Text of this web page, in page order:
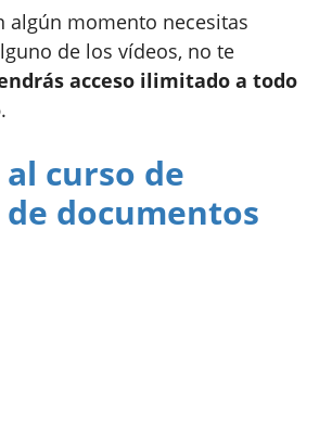
algún momento necesitas
de los vídeos, no te
acceso ilimitado a todo
.
al curso de
documentos